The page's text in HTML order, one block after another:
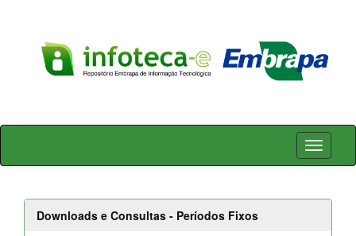
Skip
Downloads e Consultas - Períodos Fixos